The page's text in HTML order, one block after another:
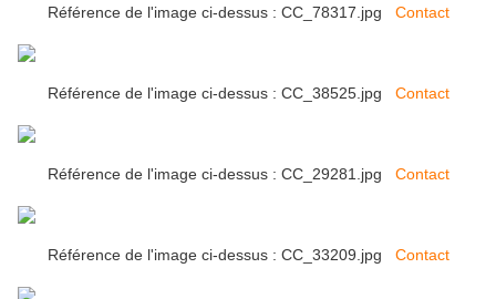
Référence de l'image ci-dessus : CC_78317.jpg Contact
Référence de l'image ci-dessus : CC_38525.jpg Contact
Référence de l'image ci-dessus : CC_29281.jpg Contact
Référence de l'image ci-dessus : CC_33209.jpg Contact